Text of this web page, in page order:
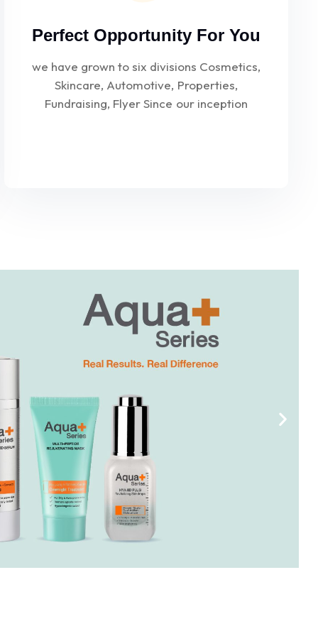
Perfect Opportunity For You
we have grown to six divisions Cosmetics,
Skincare, Automotive, Properties,
Fundraising, Flyer Since our inception